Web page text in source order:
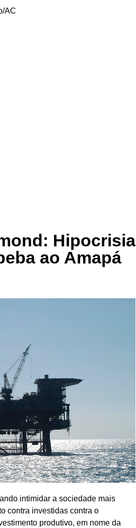
AC
Hipocrisia
ao Amapá
intimidar a sociedade mais
contra investidas contra o
produtivo, em nome da